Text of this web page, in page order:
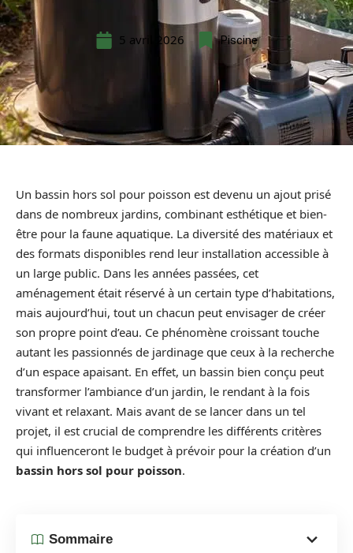
5 avril 2026 Piscine
Un bassin hors sol pour poisson est devenu un ajout prisé
dans de nombreux jardins, combinant esthétique et bien-
être pour la faune aquatique. La diversité des matériaux et
des formats disponibles rend leur installation accessible à
un large public. Dans les années passées, cet
aménagement était réservé à un certain type d’habitations,
mais aujourd’hui, tout un chacun peut envisager de créer
son propre point d’eau. Ce phénomène croissant touche
autant les passionnés de jardinage que ceux à la recherche
d’un espace apaisant. En effet, un bassin bien conçu peut
transformer l’ambiance d’un jardin, le rendant à la fois
vivant et relaxant. Mais avant de se lancer dans un tel
projet, il est crucial de comprendre les différents critères
qui influenceront le budget à prévoir pour la création d’un
bassin hors sol pour poisson.
Sommaire